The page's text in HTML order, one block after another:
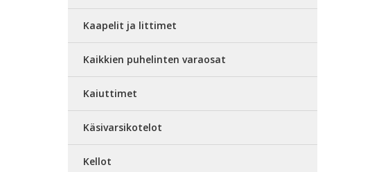
Kaapelit ja littimet
Kaikkien puhelinten varaosat
Kaiuttimet
Käsivarsikotelot
Kellot